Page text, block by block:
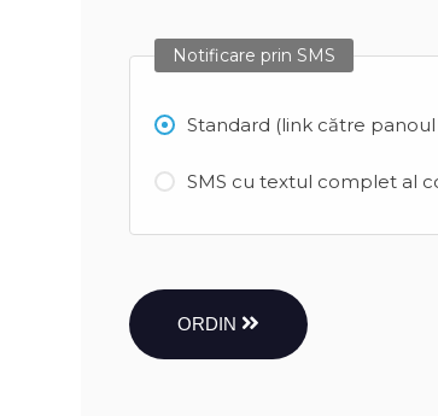
Notificare prin SMS
Standard (link către
SMS cu textul complet al
ORDIN